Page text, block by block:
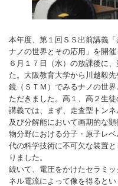
本年度、第１回ＳＳ出前講義
ナノの世界とその応用」を開催
６月１７日（水）の放課後に
た。大阪教育大学から川越毅
鏡（ＳＴＭ）でみるナノの世
ただきました。高１、高２生
講義では、まず、走査型トン
及び分解能において画期的な
物分野における分子・原子レ
代の科学技術に不可欠な装置
りました。
続いて、電圧をかけたセラミ
ネル電流によって像を得ると